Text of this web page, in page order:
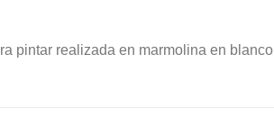
pintar realizada en marmolina en blanco